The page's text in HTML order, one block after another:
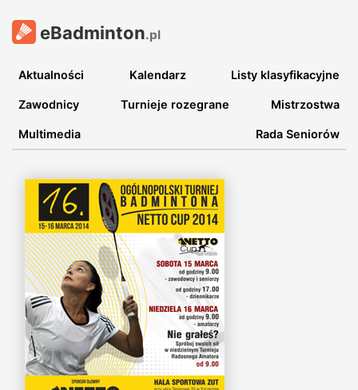
eBadminton.pl
Aktualności Kalendarz Listy klasyfikacyjne
Zawodnicy Turnieje rozegrane Mistrzostwa
Multimedia Rada Seniorów